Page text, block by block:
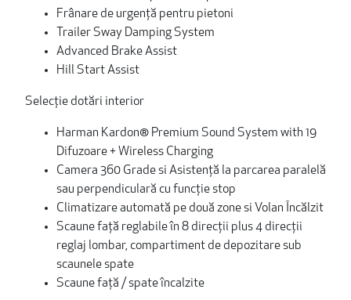
Frânare de urgență pentru pietoni
Trailer Sway Damping System
Advanced Brake Assist
Hill Start Assist
Selecție dotări interior
Harman Kardon® Premium Sound System with 19
Difuzoare + Wireless Charging
Camera 360 Grade si Asistență la parcarea paralelă
sau perpendiculară cu funcție stop
Climatizare automată pe două zone si Volan Încălzit
Scaune față reglabile în 8 direcții plus 4 direcții
reglaj lombar, compartiment de depozitare sub
scaunele spate
Scaune față / spate încalzite